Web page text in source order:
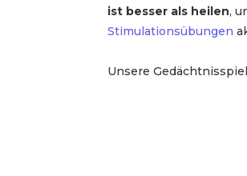
ist besser als heilen,
Stimulationsübungen
Unsere